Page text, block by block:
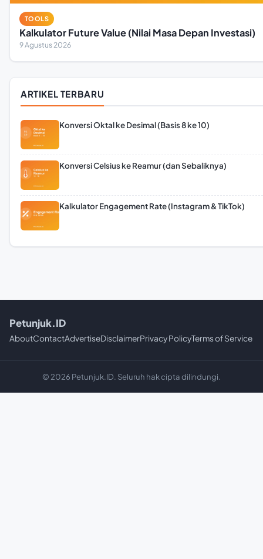
TOOLS
Kalkulator Future Value (Nilai Masa Depan Investasi)
9 Agustus 2026
ARTIKEL TERBARU
Konversi Oktal ke Desimal (Basis 8 ke 10)
Konversi Celsius ke Reamur (dan Sebaliknya)
Kalkulator Engagement Rate (Instagram & TikTok)
Petunjuk.ID
AboutContactAdvertiseDisclaimerPrivacy PolicyTerms of Service
© 2026 Petunjuk.ID. Seluruh hak cipta dilindungi.